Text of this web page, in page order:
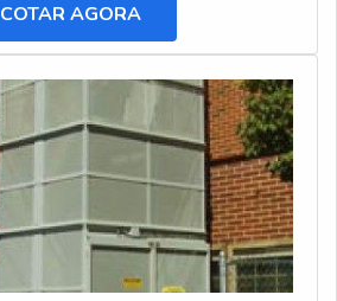
COTAR AGORA